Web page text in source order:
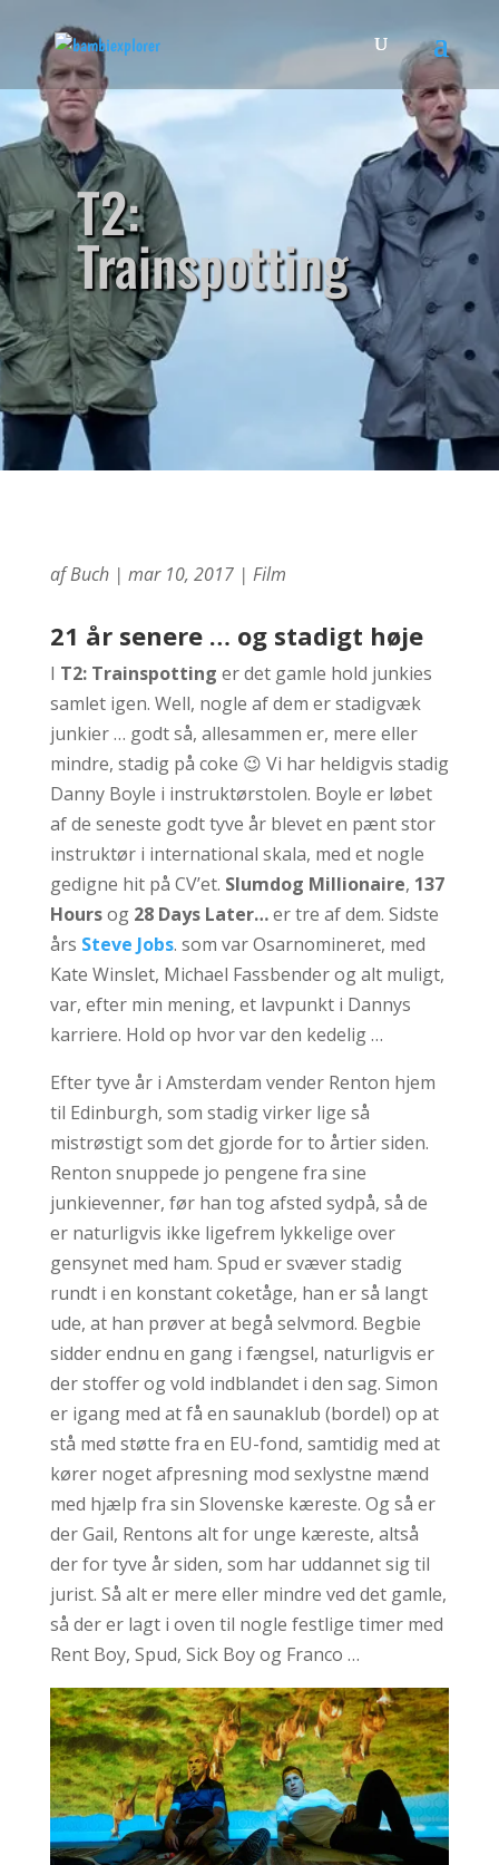
T2:
Trainspotting
afBuch| mar 10, 2017| Film
21 år senere … og stadigt høje
I T2: Trainspotting er det gamle hold junkies
samlet igen. Well, nogle af dem er stadigvæk
junkier … godt så, allesammen er, mere eller
mindre, stadig på coke 😉 Vi har heldigvis stadig
Danny Boyle i instruktørstolen. Boyle er løbet
af de seneste godt tyve år blevet en pænt stor
instruktør i international skala, med et nogle
gedigne hit på CV’et. Slumdog Millionaire, 137
Hoursog 28 Days Later…er tre af dem. Sidste
års Steve Jobs. som var Osarnomineret, med
Kate Winslet, Michael Fassbender og alt muligt,
var, efter min mening, et lavpunkt i Dannys
karriere. Hold op hvor var den kedelig …
Efter tyve år i Amsterdam vender Renton hjem
til Edinburgh, som stadig virker lige så
mistrøstigt som det gjorde for to årtier siden.
Renton snuppede jo pengene fra sine
junkievenner, før han tog afsted sydpå, så de
er naturligvis ikke ligefrem lykkelige over
gensynet med ham. Spud er svæver stadig
rundt i en konstant coketåge, han er så langt
ude, at han prøver at begå selvmord. Begbie
sidder endnu en gang i fængsel, naturligvis er
der stoffer og vold indblandet i den sag. Simon
er igang med at få en saunaklub (bordel) op at
stå med støtte fra en EU-fond, samtidig med at
kører noget afpresning mod sexlystne mænd
med hjælp fra sin Slovenske kæreste. Og så er
der Gail, Rentons alt for unge kæreste, altså
der for tyve år siden, som har uddannet sig til
jurist. Så alt er mere eller mindre ved det gamle,
så der er lagt i oven til nogle festlige timer med
Rent Boy, Spud, Sick Boy og Franco …